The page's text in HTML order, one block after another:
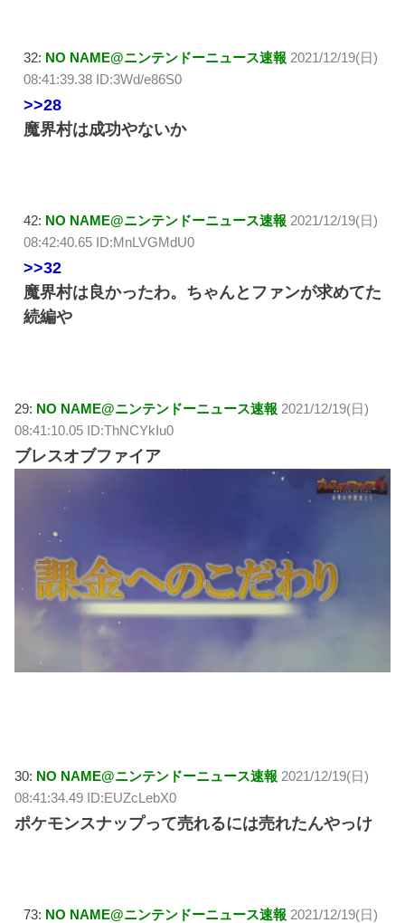
32: NO NAME@ニンテンドーニュース速報 2021/12/19(日)
08:41:39.38 ID:3Wd/e86S0
>>28
魔界村は成功やないか
42: NO NAME@ニンテンドーニュース速報 2021/12/19(日)
08:42:40.65 ID:MnLVGMdU0
>>32
魔界村は良かったわ。ちゃんとファンが求めてた
続編や
29: NO NAME@ニンテンドーニュース速報 2021/12/19(日)
08:41:10.05 ID:ThNCYkIu0
ブレスオブファイア
30: NO NAME@ニンテンドーニュース速報 2021/12/19(日)
08:41:34.49 ID:EUZcLebX0
ポケモンスナップって売れるには売れたんやっけ
73: NO NAME@ニンテンドーニュース速報 2021/12/19(日)